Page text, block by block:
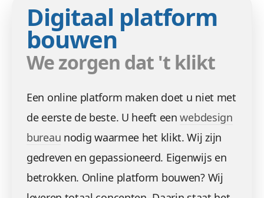
Digitaal platform
bouwen
We zorgen dat 't klikt
Een online platform maken doet u niet met
de eerste de beste. U heeft eenwebdesign
bureau nodig waarmee het klikt. Wij zijn
gedreven en gepassioneerd. Eigenwijs en
betrokken. Online platform bouwen? Wij